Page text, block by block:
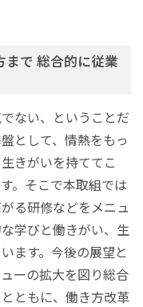
で 総合的に従業
ない、ということだ
として、情熱をもっ
きがいを持ててこ
。そこで本取組では
る研修などをメニュ
学びと働きがい、生
ます。今後の展望と
ーの拡大を図り総合
ともに、働き方改革